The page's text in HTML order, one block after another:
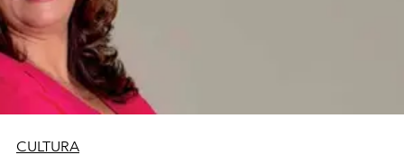
CULTURA